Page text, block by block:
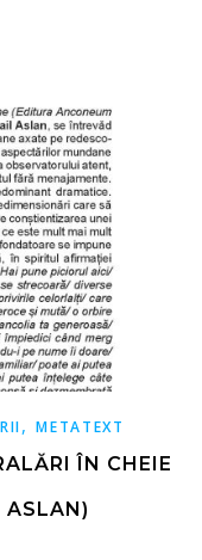
,METATEXT
ÎN CHEIE
ASLAN)